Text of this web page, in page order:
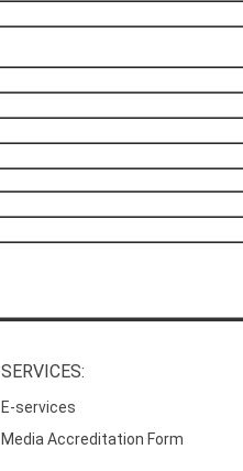
SERVICES:
E-services
Media Accreditation Form